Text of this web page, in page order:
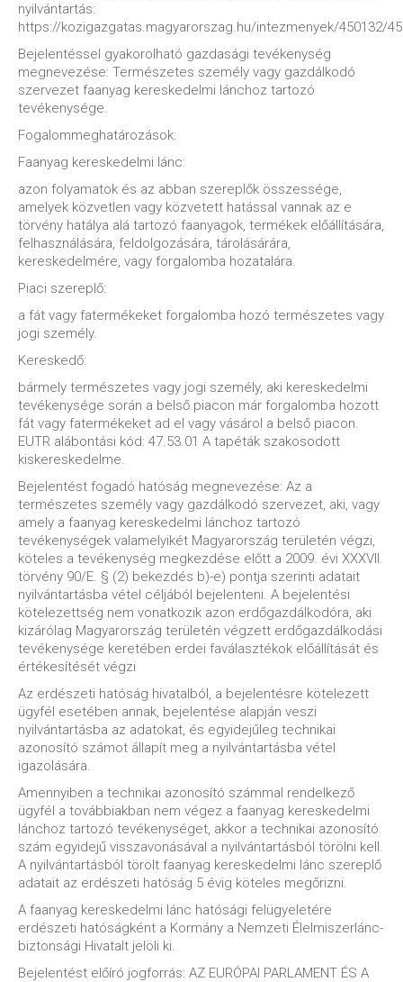
nyilvántartás:
https://kozigazgatas.magyarorszag.hu/intezmenyek/450132/
Bejelentéssel gyakorolható gazdasági tevékenység
megnevezése: Természetes személy vagy gazdálkodó
szervezet faanyag kereskedelmi lánchoz tartozó
tevékenysége.
Fogalommeghatározások:
Faanyag kereskedelmi lánc:
azon folyamatok és az abban szereplők összessége,
amelyek közvetlen vagy közvetett hatással vannak az e
törvény hatálya alá tartozó faanyagok, termékek előállítására,
felhasználására, feldolgozására, tárolásárára,
kereskedelmére, vagy forgalomba hozatalára.
Piaci szereplő:
a fát vagy fatermékeket forgalomba hozó természetes vagy
jogi személy.
Kereskedő:
bármely természetes vagy jogi személy, aki kereskedelmi
tevékenysége során a belső piacon már forgalomba hozott
fát vagy fatermékeket ad el vagy vásárol a belső piacon.
EUTR alábontási kód: 47.53.01 A tapéták szakosodott
kiskereskedelme.
Bejelentést fogadó hatóság megnevezése: Az a
természetes személy vagy gazdálkodó szervezet, aki, vagy
amely a faanyag kereskedelmi lánchoz tartozó
tevékenységek valamelyikét Magyarország területén végzi,
köteles a tevékenység megkezdése előtt a 2009. évi XXXVII.
törvény 90/E. § (2) bekezdés b)-e) pontja szerinti adatait
nyilvántartásba vétel céljából bejelenteni. A bejelentési
kötelezettség nem vonatkozik azon erdőgazdálkodóra, aki
kizárólag Magyarország területén végzett erdőgazdálkodási
tevékenysége keretében erdei faválasztékok előállítását és
értékesítését végzi
Az erdészeti hatóság hivatalból, a bejelentésre kötelezett
ügyfél esetében annak, bejelentése alapján veszi
nyilvántartásba az adatokat, és egyidejűleg technikai
azonosító számot állapít meg a nyilvántartásba vétel
igazolására.
Amennyiben a technikai azonosító számmal rendelkező
ügyfél a továbbiakban nem végez a faanyag kereskedelmi
lánchoz tartozó tevékenységet, akkor a technikai azonosító
szám egyidejű visszavonásával a nyilvántartásból törölni kell.
A nyilvántartásból törölt faanyag kereskedelmi lánc szereplő
adatait az erdészeti hatóság 5 évig köteles megőrizni.
A faanyag kereskedelmi lánc hatósági felügyeletére
erdészeti hatóságként a Kormány a Nemzeti Élelmiszerlánc-
biztonsági Hivatalt jelöli ki.
Bejelentést előíró jogforrás: AZ EURÓPAI PARLAMENT ÉS A